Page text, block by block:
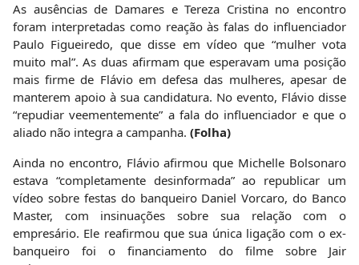
As ausências de Damares e Tereza Cristina no encontro
foram interpretadas como reação às falas do influenciador
Paulo Figueiredo, que disse em vídeo que “mulher vota
muito mal”. As duas afirmam que esperavam uma posição
mais firme de Flávio em defesa das mulheres, apesar de
manterem apoio à sua candidatura. No evento, Flávio disse
“repudiar veementemente” a fala do influenciador e que o
aliado não integra a campanha. (Folha)
Ainda no encontro, Flávio afirmou que Michelle Bolsonaro
estava “completamente desinformada” ao republicar um
vídeo sobre festas do banqueiro Daniel Vorcaro, do Banco
Master, com insinuações sobre sua relação com o
empresário. Ele reafirmou que sua única ligação com o ex-
banqueiro foi o financiamento do filme sobre Jair